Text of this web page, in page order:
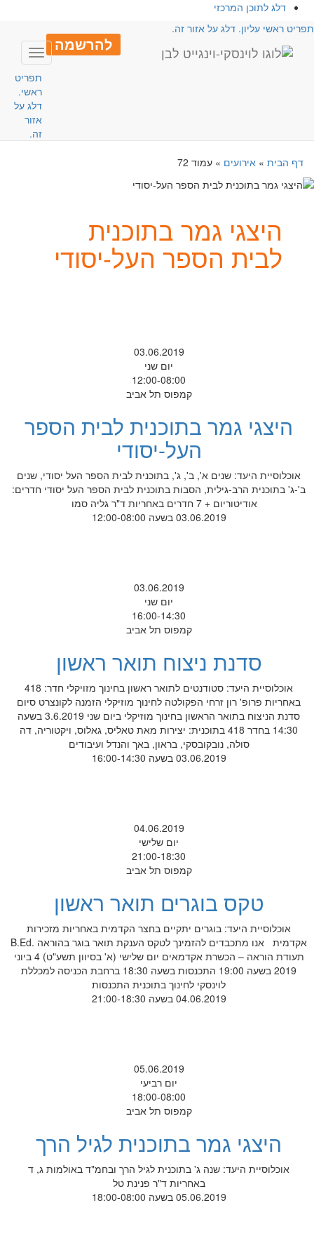
דלג לתוכן המרכזי
ראשי עליון. דלג על אזור זה.
להרשמה
Toggle
תפריט
ראשי.
דלג על
אזור
זה.
דף הבית» אירועים» עמוד 72
היצגי גמר בתוכנית
לבית הספר העל-יסודי
03.06.2019
יום שני
12:00-08:00
קמפוס תל אביב
היצגי גמר בתוכנית לבית הספר
העל-יסודי
אוכלוסיית היעד: שנים א', ב', ג', בתוכנית לבית הספר העל יסודי, שנים
ב'-ג' בתוכנית הרב-גילית, הסבות בתוכנית לבית הספר העל יסודי חדרים:
אודיטוריום + 7 חדרים באחריות ד"ר גליה סמו
03.06.2019 בשעה 12:00-08:00
03.06.2019
יום שני
16:00-14:30
קמפוס תל אביב
סדנת ניצוח תואר ראשון
אוכלוסיית היעד: סטודנטים לתואר ראשון בחינוך מזויקלי חדר: 418
באחריות פרופ' רון זרחי הפקולטה לחינוך מוזיקלי הזמנה לקונצרט סיום
סדנת הניצוח בתואר הראשון בחינוך מוזיקלי ביום שני 3.6.2019 בשעה
14:30 בחדר 418 בתוכנית: יצירות מאת טאליס, גאלוס, ויקטוריה, דה
סולה, נובקובסקי, בראון, באך והנדל ועיבודים
03.06.2019 בשעה 16:00-14:30
04.06.2019
יום שלישי
21:00-18:30
קמפוס תל אביב
טקס בוגרים תואר ראשון
אוכלוסיית היעד: בוגרים יתקיים בחצר הקדמית באחריות מזכירות
אקדמית אנו מתכבדים להזמינך לטקס הענקת תואר בוגר בהוראה .B.Ed
תעודת הוראה – הכשרת אקדמאים יום שלישי (א' בסיוון תשע"ט) 4 ביוני
2019 בשעה 19:00 התכנסות בשעה 18:30 ברחבת הכניסה למכללת
לוינסקי לחינוך בתוכנית התכנסות
04.06.2019 בשעה 21:00-18:30
05.06.2019
יום רביעי
18:00-08:00
קמפוס תל אביב
היצגי גמר בתוכנית לגיל הרך
אוכלוסיית היעד: שנה ג' בתוכנית לגיל הרך ובחמ"ד באולמות ג, ד
באחריות ד"ר פנינת טל
05.06.2019 בשעה 18:00-08:00